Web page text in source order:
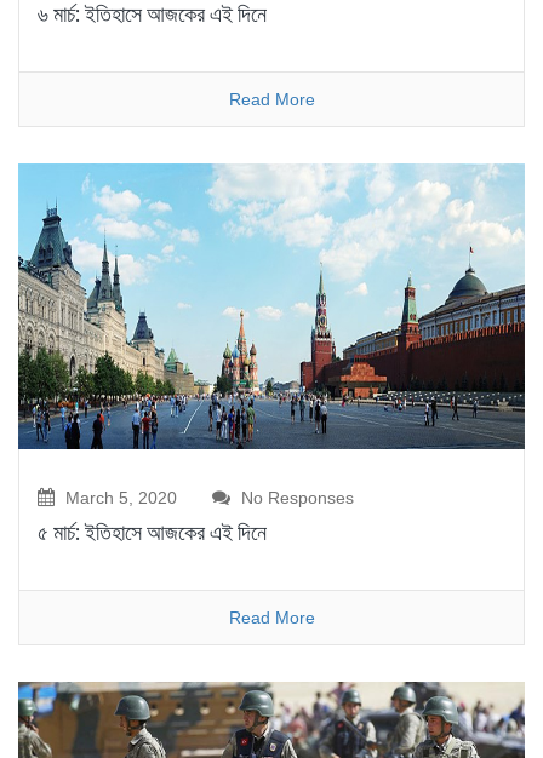
৬ মার্চ: ইতিহাসে আজকের এই দিনে
Read More
March 5, 2020 No Responses
৫ মার্চ: ইতিহাসে আজকের এই দিনে
Read More